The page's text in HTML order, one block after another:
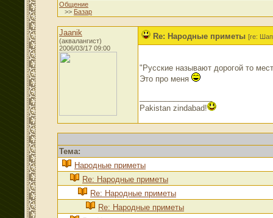
Общение
>> Базар
Jaanik
(аквалангист)
2006/03/17 09:00
Re: Народные приметы [re:
"Русские называют дорогой то
Это про меня
Pakistan zindabad!
Тема:
Народные приметы
Re: Народные приметы
Re: Народные приметы
Re: Народные приметы